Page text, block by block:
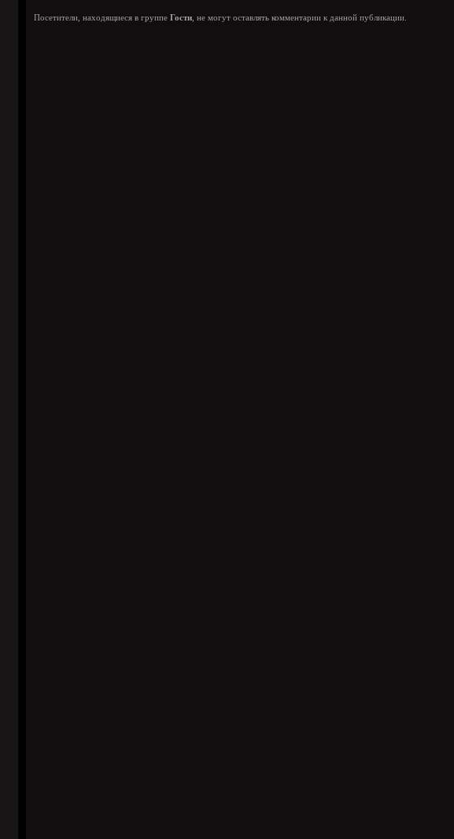
Посетители, находящиеся в группе Гости , не могут оставлять комментарии к данной публикации.